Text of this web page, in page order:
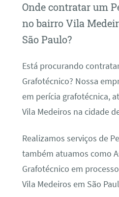
Onde contratar um
no bairro Vila
São Paulo?
Está procurando
Grafotécnico? Nossa
em perícia grafotécnica,
Vila Medeiros na cidade
Realizamos serviços de
também atuamos como
Grafotécnico em
Vila Medeiros em São